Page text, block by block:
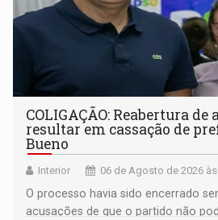
COLIGAÇÃO: Reabertura de
resultar em cassação de
Bueno
Interior 06 de Agosto de 2026
O processo havia sido encerrado
acusações de que o partido não